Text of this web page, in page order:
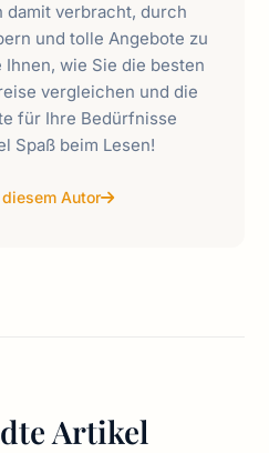
damit verbracht, durch
und tolle Angebote zu
wie Sie die besten
vergleichen und die
für Ihre Bedürfnisse
Spaß beim Lesen!
Autor
Artikel